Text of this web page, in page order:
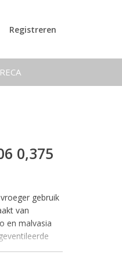
Registreren
0,375
gebruik
van
en malvasia
geperst